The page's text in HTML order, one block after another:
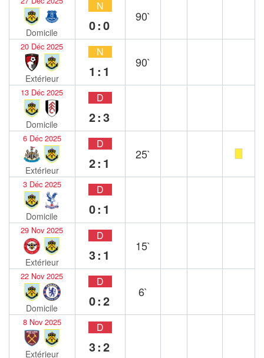
Domicile
N
0:0
90`
20 Déc 2025
Extérieur
N
1:1
90`
13 Déc 2025
Domicile
D
2:3
6 Déc 2025
Extérieur
D
2:1
25`
3 Déc 2025
Domicile
D
0:1
29 Nov 2025
Extérieur
D
3:1
15`
22 Nov 2025
Domicile
D
0:2
6`
8 Nov 2025
Extérieur
D
3:2